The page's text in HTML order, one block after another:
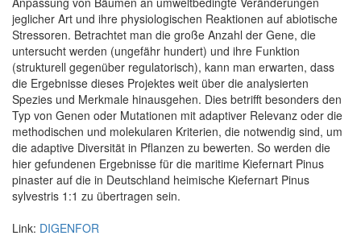
jeglicher Art und ihre physiologischen Reaktionen auf abiotische
Stressoren. Betrachtet man die große Anzahl der Gene, die
untersucht werden (ungefähr hundert) und ihre Funktion
(strukturell gegenüber regulatorisch), kann man erwarten, dass
die Ergebnisse dieses Projektes weit über die analysierten
Spezies und Merkmale hinausgehen. Dies betrifft besonders den
Typ von Genen oder Mutationen mit adaptiver Relevanz oder die
methodischen und molekularen Kriterien, die notwendig sind, um
die adaptive Diversität in Pflanzen zu bewerten. So werden die
hier gefundenen Ergebnisse für die maritime Kiefernart Pinus
pinaster auf die in Deutschland heimische Kiefernart Pinus
sylvestris 1:1 zu übertragen sein.
Link: DIGENFOR